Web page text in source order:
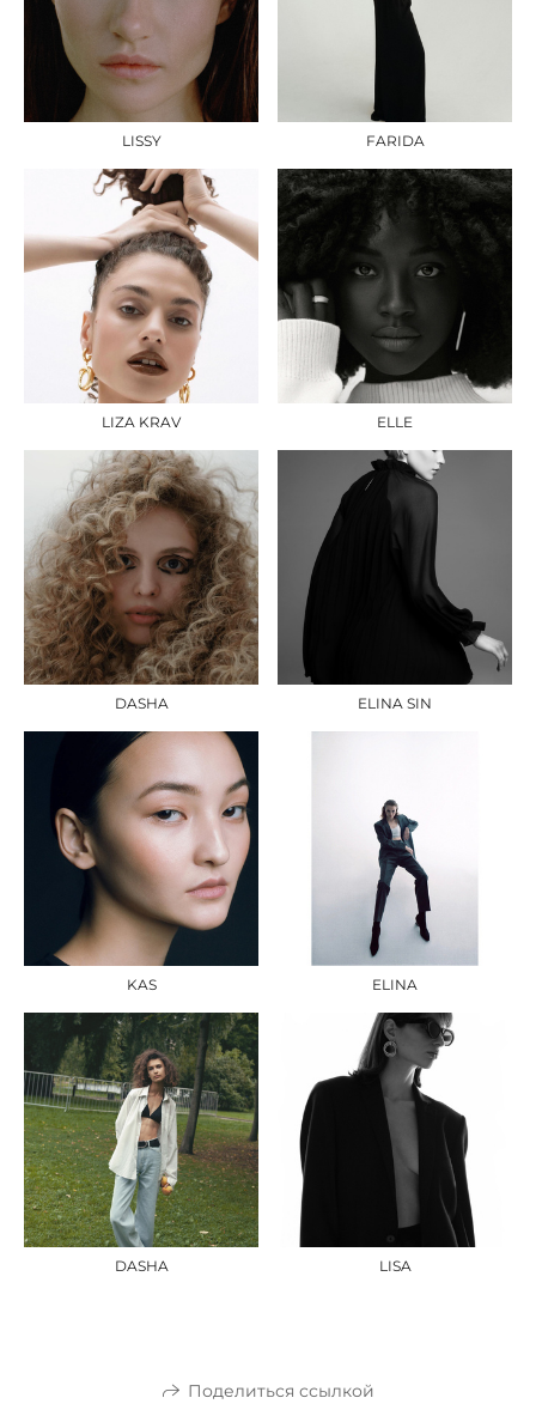
LISSY FARIDA
LIZA KRAV ELLE
DASHA ELINA SIN
KAS ELINA
DASHA LISA
Поделиться ссылкой